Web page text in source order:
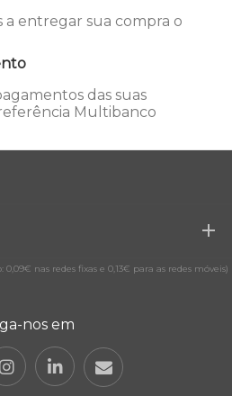
entregar sua compra o
das suas
Multibanco
nas redes fixas e 0,13€ para as redes móveis)
nos em